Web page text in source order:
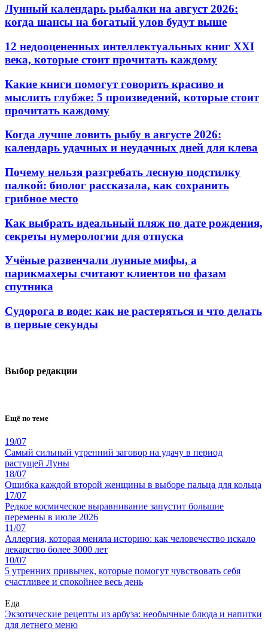
Лунный календарь рыбалки на август 2026:
когда шансы на богатый улов будут выше
12 недооцененных интеллектуальных книг XXI
века, которые стоит прочитать каждому
Какие книги помогут говорить красиво и
мыслить глубже: 5 произведений, которые стоит
прочитать каждому
Когда лучше ловить рыбу в августе 2026:
календарь удачных и неудачных дней для клева
Почему нельзя разгребать лесную подстилку
палкой: биолог рассказала, как сохранить
грибное место
Как выбрать идеальный пляж по дате рождения,
секреты нумерологии для отпуска
Учёные развенчали лунные мифы, а
парикмахеры считают клиентов по фазам
спутника
Судорога в воде: как не растеряться и что делать
в первые секунды
Выбор редакции
Ещё по теме
19/07
Самый сильный утренний заговор на удачу в период
растущей Луны
18/07
Ошибка каждой второй женщины в выборе пальца для кольца
17/07
Редкое космическое выравнивание запустит большие
перемены в июле 2026
11/07
Аллергия, которая меняла историю: как человечество искало
лекарство более 3000 лет
10/07
5 утренних привычек, которые помогут чувствовать себя
счастливее и спокойнее весь день
Еда
Экзотические рецепты из арбуза: необычные блюда и напитки
для летнего меню